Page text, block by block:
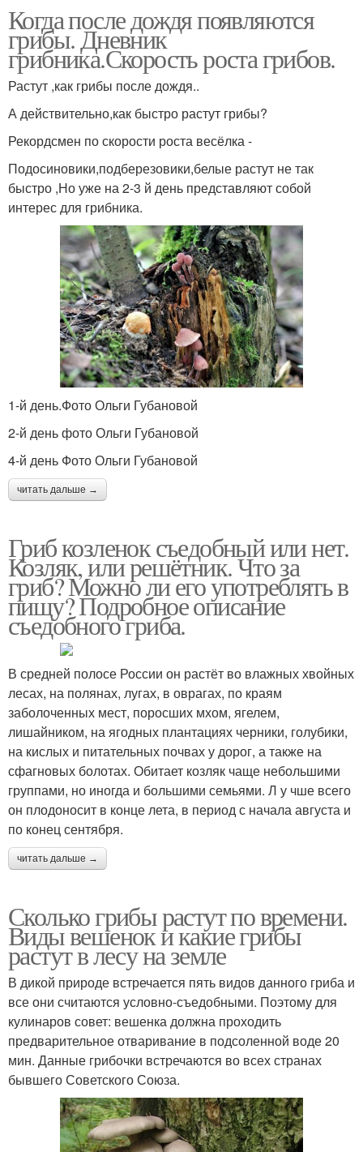
Когда после дождя появляются
грибы. Дневник
грибника.Скорость роста грибов.
Растут ,как грибы после дождя..
А действительно,как быстро растут грибы?
Рекордсмен по скорости роста весёлка -
Подосиновики,подберезовики,белые растут не так
быстро ,Но уже на 2-3 й день представляют собой
интерес для грибника.
1-й день.Фото Ольги Губановой
2-й день фото Ольги Губановой
4-й день Фото Ольги Губановой
читать дальше →
Гриб козленок съедобный или нет.
Козляк, или решётник. Что за
гриб? Можно ли его употреблять в
пищу? Подробное описание
съедобного гриба.
В средней полосе России он растёт во влажных хвойных
лесах, на полянах, лугах, в оврагах, по краям
заболоченных мест, поросших мхом, ягелем,
лишайником, на ягодных плантациях черники, голубики,
на кислых и питательных почвах у дорог, а также на
сфагновых болотах. Обитает козляк чаще небольшими
группами, но иногда и большими семьями. Л у чше всего
он плодоносит в конце лета, в период с начала августа и
по конец сентября.
читать дальше →
Сколько грибы растут по времени.
Виды вешенок и какие грибы
растут в лесу на земле
В дикой природе встречается пять видов данного гриба и
все они считаются условно-съедобными. Поэтому для
кулинаров совет: вешенка должна проходить
предварительное отваривание в подсоленной воде 20
мин. Данные грибочки встречаются во всех странах
бывшего Советского Союза.